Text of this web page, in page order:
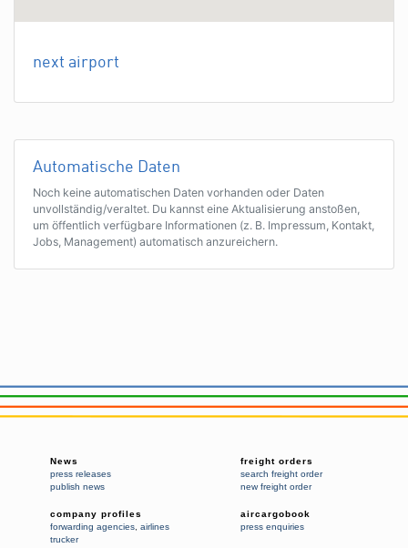
next airport
Automatische Daten
Noch keine automatischen Daten vorhanden oder Daten
unvollständig/veraltet. Du kannst eine Aktualisierung anstoßen,
um öffentlich verfügbare Informationen (z. B. Impressum, Kontakt,
Jobs, Management) automatisch anzureichern.
News
press releases
publish news
freight orders
search freight order
new freight order
company profiles
forwarding agencies airlines
trucker
aircargobook
press enquiries